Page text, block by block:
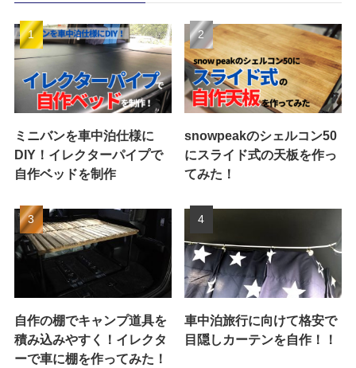
ミニバンを車中泊仕様に
DIY！イレクターパイプで
自作ベッドを制作
snowpeakのシェルコン50
にスライド式の天板を作っ
てみた！
自作の棚でキャンプ道具を
積み込みやすく！イレクタ
ーで車に棚を作ってみた！
車中泊旅行に向けて格安で
目隠しカーテンを自作！！